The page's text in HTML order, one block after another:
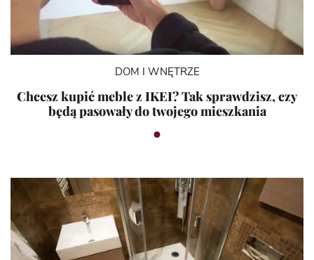
DOM I WNĘTRZE
Chcesz kupić meble z IKEI? Tak sprawdzisz, czy
będą pasowały do twojego mieszkania